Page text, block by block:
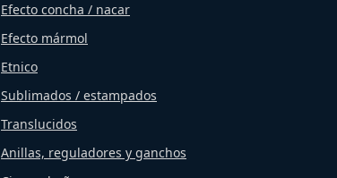
Efecto concha / nacar
Efecto mármol
Etnico
Sublimados / estampados
Translucidos
Anillas, reguladores y ganchos